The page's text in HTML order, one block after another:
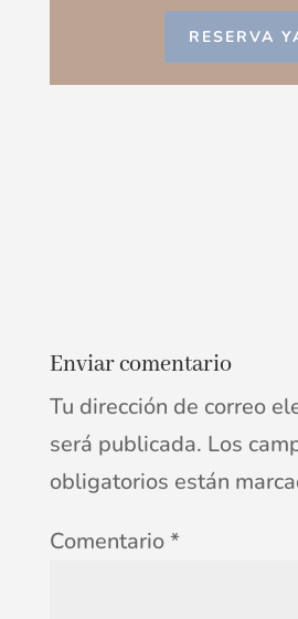
RESERVA
Enviar comentario
Tu dirección de correo
será publicada. Los
obligatorios están
Comentario*